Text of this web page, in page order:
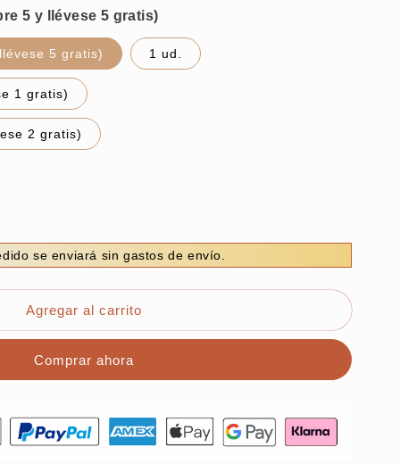
5 gratis) 1 ud.
1 gratis)
2 gratis)
se enviará sin gastos de envío.
Agregar al carrito
Comprar ahora